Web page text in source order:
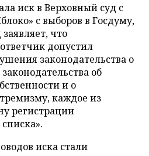
иск в Верховный суд с
с выборов в Госдуму,
что
допустил
законодательства о
об
и о
каждое из
регистрации
иска стали